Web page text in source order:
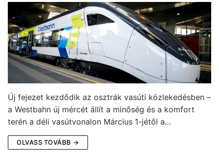
Új fejezet kezdődik az osztrák vasúti közlekedésben –
a Westbahn új mércét állít a minőség és a komfort
terén a déli vasútvonalon Március 1-jétől a…
OLVASS TOVÁBB →